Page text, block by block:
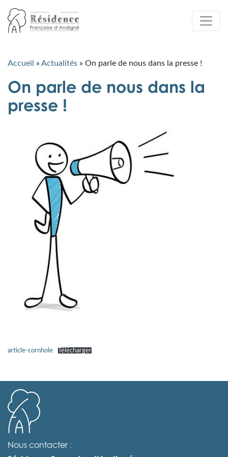
Accueil » Actualités » On parle de nous dans la presse !
On parle de nous dans la
presse !
article-cornhole Télécharger
Nous contacter :